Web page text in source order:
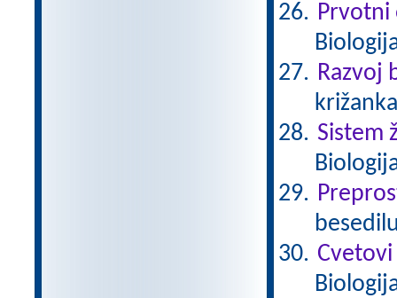
Prvotni
Razvoj
Sistem